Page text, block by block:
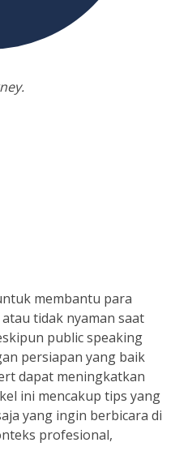
membantu para
tidak nyaman saat
public speaking
persiapan yang baik
dapat meningkatkan
ini mencakup tips yang
yang ingin berbicara di
profesional,